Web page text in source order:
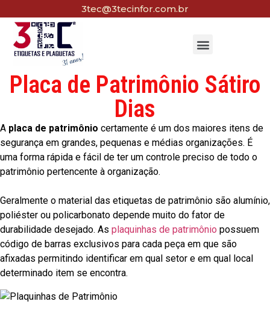
3tec@3tecinfor.com.br
Placa de Patrimônio Sátiro
Dias
A placa de patrimônio certamente é um dos maiores itens de
segurança em grandes, pequenas e médias organizações. É
uma forma rápida e fácil de ter um controle preciso de todo o
patrimônio pertencente à organização.
Geralmente o material das etiquetas de patrimônio são alumínio,
poliéster ou policarbonato depende muito do fator de
durabilidade desejado. As plaquinhas de patrimônio possuem
código de barras exclusivos para cada peça em que são
afixadas permitindo identificar em qual setor e em qual local
determinado item se encontra.